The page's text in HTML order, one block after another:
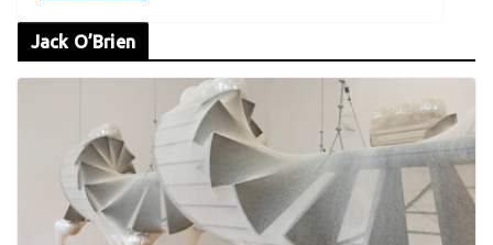
Jack O’Brien